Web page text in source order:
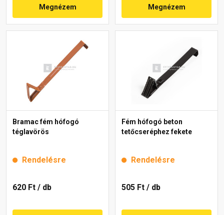
Megnézem Megnézem
Bramac fém hófogó
téglavörös
Rendelésre
620 Ft / db
Fém hófogó beton
tetőcseréphez fekete
Rendelésre
505 Ft / db